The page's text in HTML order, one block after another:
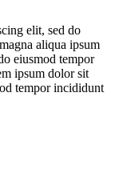
elit, sed do
aliqua ipsum
eiusmod tempor
ipsum dolor sit
tempor incididunt